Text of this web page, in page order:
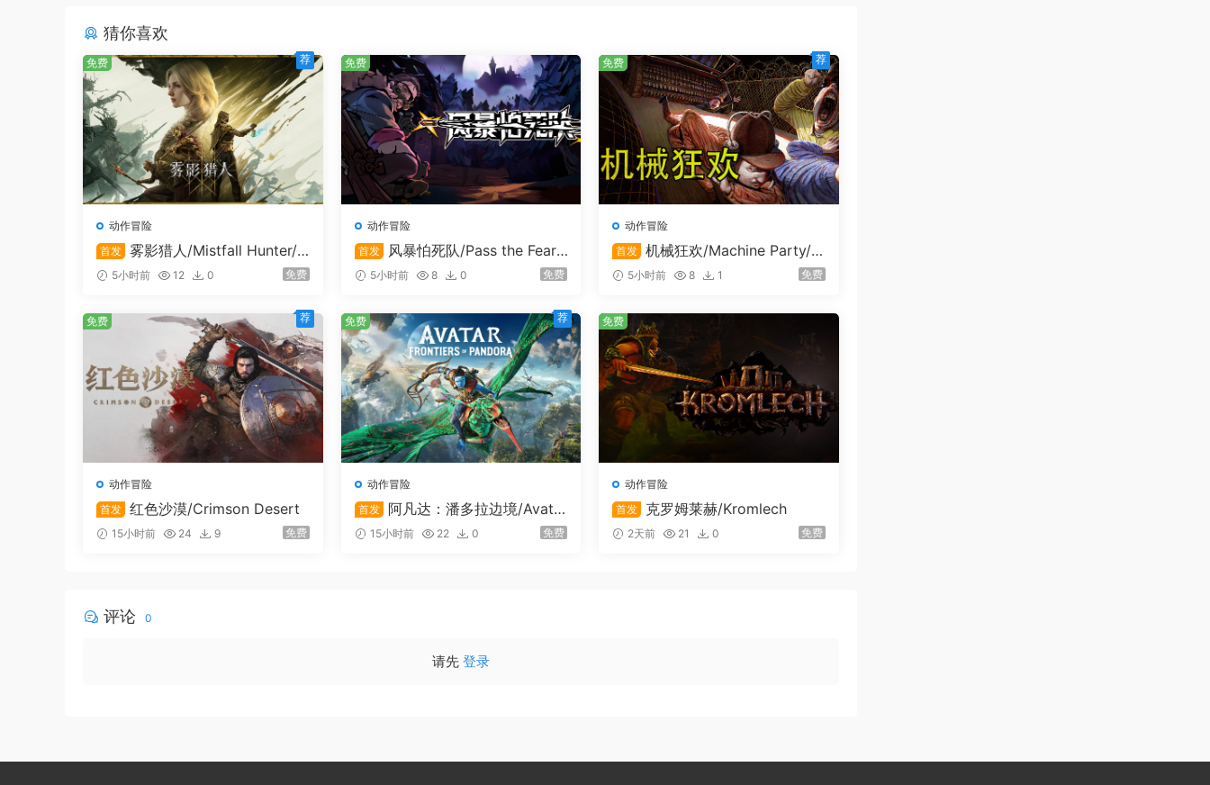
地区射击并掠夺你的财富，或者在尝试中死去并失去这一切。
战术性和沉浸式
《入侵红河》为玩家提供了一个平衡的第一人称体验，既真实又有趣。装备和武器影响人体工程学和战斗玩法，所以你
需要仔细挑选你的装备。模拟弹道系统会影响武器，并具有独特的特征，可以通过附件进行调整。引入正确的装备、制
定适当的攻击计划并强调战术打法将最大限度地提高部署成功率。
你将有能力选择和完全定制各种各样的武器。更换枪管、护手、前握把、枪托、瞄准镜或弹匣，将你值得信赖的ak从近
距离威胁变成致命的精确远程步枪。
及购买或出售物品的地方。每次部署后，你都要回到这里。
猜你喜欢
动作冒险
首发 雾影猎人/Mistfall Hunter/
支持在线联机
5小时前 12 0 免费
免费 荐
动作冒险
首发
风暴怕死队/Pass the Fear/
支持在线联机
5小时前 8 0 免费
免费
动作冒险
首发
机械狂欢/Machine Party/
支持在线联机
5小时前 8 1 免费
免费 荐
动作冒险
首发 红色沙漠/Crimson Desert
15小时前 24 9 免费
免费 荐
动作冒险
首发
阿凡达：潘多拉边境/Avata
r: Frontiers of Pandora
15小时前 22 0 免费
免费 荐
动作冒险
首发
克罗姆莱赫/Kromlech
2天前 21 0 免费
免费
评论 0
请先 登录